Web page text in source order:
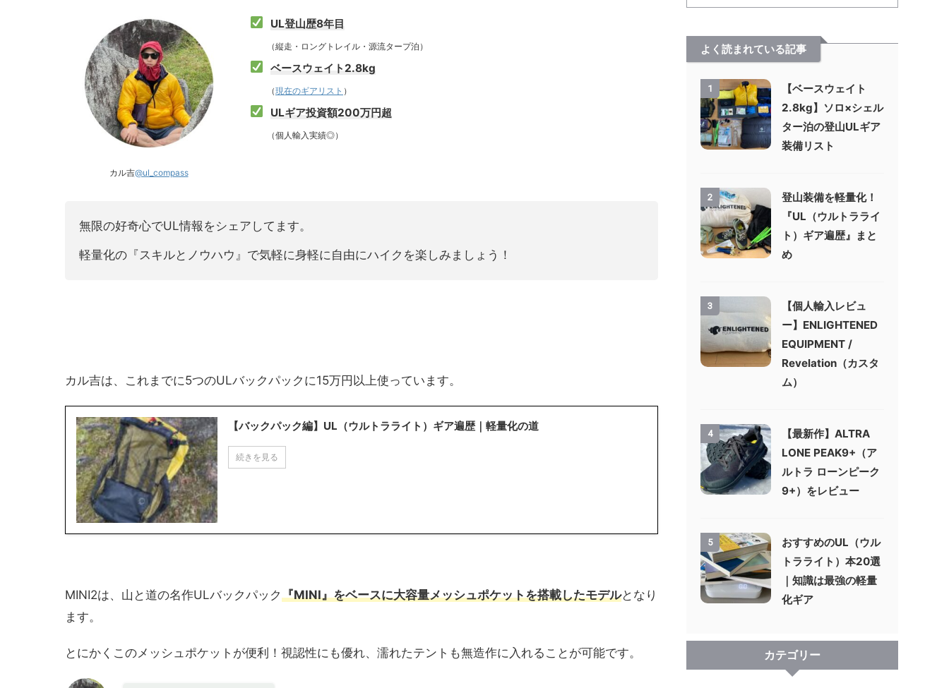
カル吉@ul_compass
UL登山歴8年目
（縦走・ロングトレイル・源流タープ泊）
ベースウェイト2.8kg
（現在のギアリスト ）
ULギア投資額200万円超
（個人輸入実績◎）
無限の好奇心でUL情報をシェアしてます。
軽量化の『スキルとノウハウ』で気軽に身軽に自由にハイクを楽しみましょう！
カル吉は、これまでに5つのULバックパックに15万円以上使っています。
【バックパック編】UL（ウルトラライト）ギア遍歴｜軽量化の道
続きを見る
MINI2は、山と道の名作ULバックパック『MINI』をベースに大容量メッシュポケットを搭載したモデルとなり
ます。
とにかくこのメッシュポケットが便利！視認性にも優れ、濡れたテントも無造作に入れることが可能です。
よく読まれている記事
1
【ベースウェイト
2.8kg】ソロ×シェル
ター泊の登山ULギア
装備リスト
2
登山装備を軽量化！
『UL（ウルトラライ
ト）ギア遍歴』まと
め
3
【個人輸入レビュ
ー】ENLIGHTENED
EQUIPMENT /
Revelation（カスタ
ム）
4
【最新作】ALTRA
LONE PEAK9+（ア
ルトラ ローンピーク
9+）をレビュー
5
おすすめのUL（ウル
トラライト）本20選
｜知識は最強の軽量
化ギア
カテゴリー